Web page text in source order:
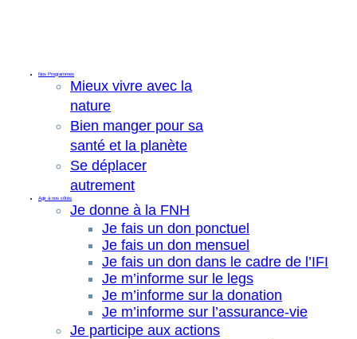
Nos Programmes
Mieux vivre avec la
nature
Bien manger pour sa
santé et la planète
Se déplacer
autrement
Agir à nos côtés
Je donne à la FNH
Je fais un don ponctuel
Je fais un don mensuel
Je fais un don dans le cadre de l’IFI
Je m’informe sur le legs
Je m’informe sur la donation
Je m’informe sur l’assurance-vie
Je participe aux actions